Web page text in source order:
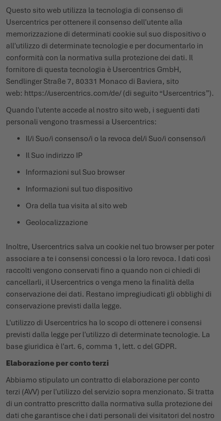
Questo sito web utilizza la tecnologia di consenso di
Usercentrics per ottenere il consenso dell'utente alla
memorizzazione di determinati cookie sul suo dispositivo o
all'utilizzo di determinate tecnologie e per documentarlo in
conformità con la normativa sulla protezione dei dati. Il
fornitore di questa tecnologia è Usercentrics GmbH,
Sendlinger Straße 7, 80331 Monaco di Baviera, sito
web: https://usercentrics.com/de/ (di seguito “Usercentrics”).
Quando l'utente accede al nostro sito web, i seguenti dati
personali vengono trasmessi a Usercentrics:
Il/i Suo/i consenso/i o la revoca del/i Suo/i consenso/i
Il Suo indirizzo IP
Informazioni sul Suo browser
Informazioni sul tuo dispositivo
Ora della tua visita al sito web
Geolocalizzazione
Inoltre, Usercentrics salva un cookie nel tuo browser per poter
associare a te i consensi concessi o la loro revoca. I dati così
raccolti vengono conservati fino a quando non ci chiedi di
cancellarli, il Usercentrics o venga meno la finalità della
conservazione dei dati. Restano impregiudicati gli obblighi di
conservazione previsti dalla legge.
L'utilizzo di Usercentrics ha lo scopo di ottenere i consensi
previsti dalla legge per l'utilizzo di determinate tecnologie. La
base giuridica è l'art. 6, comma 1, lett. c del GDPR.
Elaborazione per conto terzi
Abbiamo stipulato un contratto di elaborazione per conto
terzi (AVV) per l'utilizzo del servizio sopra menzionato. Si tratta
di un contratto prescritto dalla normativa sulla protezione dei
dati che garantisce che i dati personali dei visitatori del nostro